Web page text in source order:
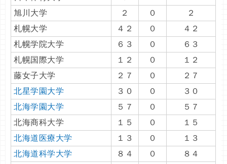
旭川大学
２ ０
２
札幌大学
４２ ０
４２
札幌学院大学
６３ ０
６３
札幌国際大学
１２ ０
１２
藤女子大学
２７ ０
２７
北星学園大学
３０ ０
３０
北海学園大学
５７ ０
５７
北海商科大学
１５ ０
１５
北海道医療大学
１３ ０
１３
北海道科学大学
８４ ０
８４